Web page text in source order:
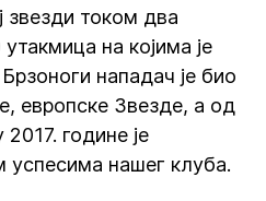
звезди током два
на којима је
нападач је био
европске Звезде, а од
године је
успесима нашег клуба.